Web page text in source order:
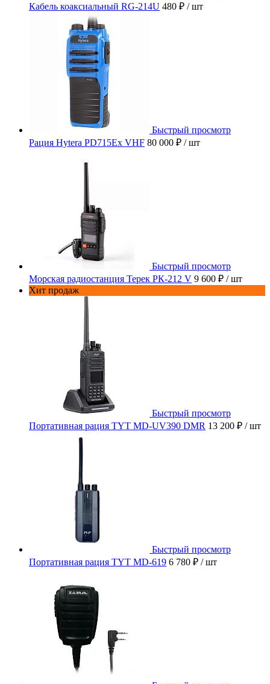
Кабель коаксиальный RG-214U 480 ₽ / шт
Быстрый просмотр
Рация Hytera PD715Ex VHF 80 000 ₽ / шт
Быстрый просмотр
Морская радиостанция Терек РК-212 V 9 600 ₽ / шт
Хит продаж
Быстрый просмотр
Портативная рация TYT MD-UV390 DMR 13 200 ₽ / шт
Быстрый просмотр
Портативная рация TYT MD-619 6 780 ₽ / шт